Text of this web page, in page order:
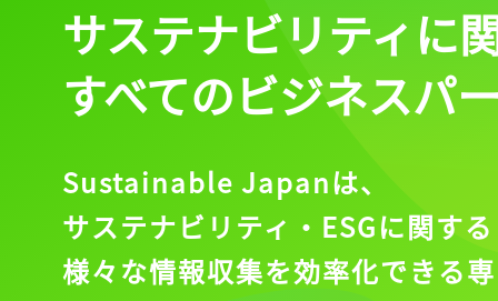
サステナビリティに
すべてのビジネスパ
Sustainable Japanは、
サステナビリティ・ESGに関する
様々な情報収集を効率化できる